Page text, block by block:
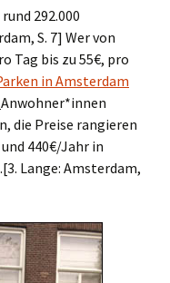
292.000
S. 7] Wer von
Tag bis zu 55€, pro
in Amsterdam
Anwohner*innen
die Preise rangieren
440€/Jahr in
Lange: Amsterdam,